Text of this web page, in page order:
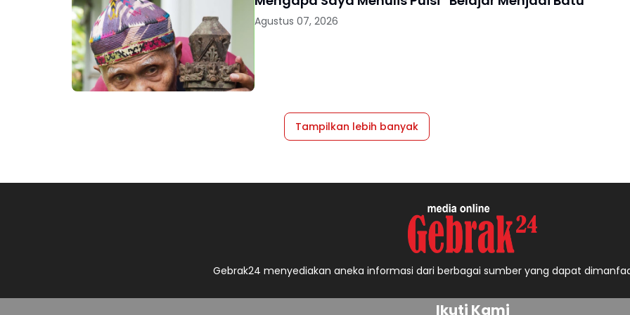
Agustus 07, 2026
Tampilkan lebih banyak
Gebrak24 menyediakan aneka informasi dari berbagai sumber yang dapat
Ikuti Kami